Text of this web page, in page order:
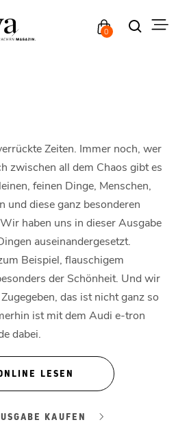
0
Zeiten. Immer noch, wer
zwischen all dem Chaos gibt es
feinen Dinge, Menschen,
und diese ganz besonderen
haben uns in dieser Ausgabe
auseinandergesetzt.
Beispiel, flauschigem
der Schönheit. Und wir
das ist nicht ganz so
ist mit dem Audi e-tron
dabei.
LESEN
KAUFEN